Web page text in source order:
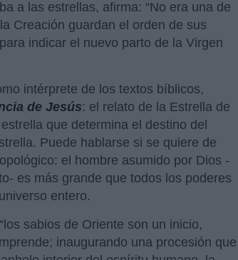
a las estrellas, afirma: “No era una de
Creación guardan el orden de sus
indicar el nuevo parto de la Virgen
intérprete de los textos bíblicos,
de Jesús: el relato de la Estrella de
que determina el destino del
Puede hablarse si se quiere de
el hombre asumido por Dios -
es más grande que todos los poderes
entero.
sabios de Oriente son un inicio,
inaugurando una procesión que